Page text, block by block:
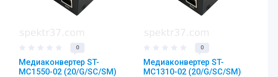
0
Медиаконвертер ST-
MC1550-02 (20/G/SC/SM)
0
Медиаконвертер ST-
MC1310-02 (20/G/SC/SM)